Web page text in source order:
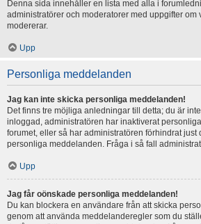
Denna sida innehåller en lista med alla i
administratörer och moderatorer med uppgifter om
modererar.
Upp
Personliga meddelanden
Jag kan inte skicka personliga meddelanden!
Det finns tre möjliga anledningar till detta; du är
inloggad, administratören har inaktiverat
forumet, eller så har administratören förhindrat just
personliga meddelanden. Fråga i så fall
Upp
Jag får oönskade personliga meddelanden!
Du kan blockera en användare från att skicka
genom att använda meddelanderegler som du